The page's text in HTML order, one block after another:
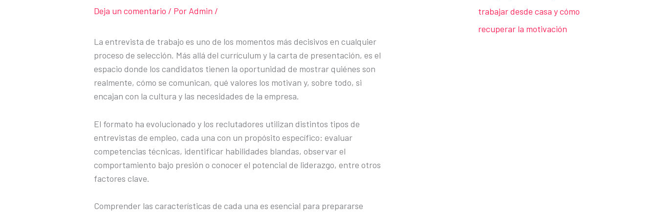
Deja un comentario / Por Admin /
La entrevista de trabajo es uno de los momentos más decisivos en cualquier
proceso de selección. Más allá del currículum y la carta de presentación, es el
espacio donde los candidatos tienen la oportunidad de mostrar quiénes son
realmente, cómo se comunican, qué valores los motivan y, sobre todo, si
encajan con la cultura y las necesidades de la empresa.
El formato ha evolucionado y los reclutadores utilizan distintos tipos de
entrevistas de empleo, cada una con un propósito específico: evaluar
competencias técnicas, identificar habilidades blandas, observar el
comportamiento bajo presión o conocer el potencial de liderazgo, entre otros
factores clave.
Comprender las características de cada una es esencial para prepararse
trabajar desde casa y cómo
recuperar la motivación